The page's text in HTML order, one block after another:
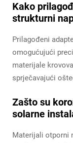
Kako
strukturni
Prilagođeni
omogućujući
materijale
sprječavajući
Zašto su
solarne
Materijali otporni